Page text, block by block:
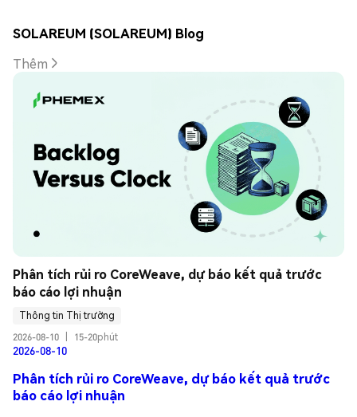
SOLAREUM (SOLAREUM) Blog
Thêm
Phân tích rủi ro CoreWeave, dự báo kết quả trước
báo cáo lợi nhuận
Thông tin Thị trường
2026-08-10
15-20phút
2026-08-10
Phân tích rủi ro CoreWeave, dự báo kết quả trước
báo cáo lợi nhuận